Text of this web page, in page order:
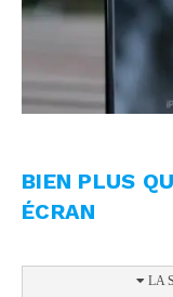
BIEN PLUS
ÉCRAN